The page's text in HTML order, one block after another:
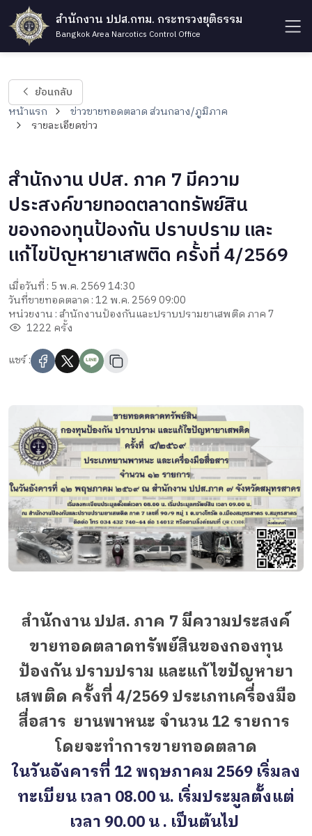
สำนักงาน ปปส.กทม. กระทรวงยุติธรรม
Bangkok Area Narcotics Control Office
ย้อนกลับ
หน้าแรก
ข่าวขายทอดตลาด ส่วนกลาง/ภูมิภาค
รายละเอียดข่าว
สำนักงาน ปปส. ภาค 7 มีความ
ประสงค์ขายทอดตลาดทรัพย์สิน
ของกองทุนป้องกัน ปราบปราม และ
แก้ไขปัญหายาเสพติด ครั้งที่ 4/2569
เมื่อวันที่ : 5 พ.ค. 2569 14:30
วันที่ขายทอดตลาด : 12 พ.ค. 2569 09:00
หน่วยงาน : สำนักงานป้องกันและปราบปรามยาเสพติด ภาค 7
1222 ครั้ง
แชร์ :
สำนักงาน ปปส. ภาค 7 มีความประสงค์
ขายทอดตลาดทรัพย์สินของกองทุน
ป้องกัน ปราบปราม และแก้ไขปัญหายา
เสพติด ครั้งที่ 4/2569 ประเภทเครื่องมือ
สื่อสาร ยานพาหนะ จำนวน 12 รายการ
โดยจะทำการขายทอดตลาด
ในวันอังคารที่ 12 พฤษภาคม2569 เริ่มลง
ทะเบียน เวลา 08.00 น. เริ่มประมูลตั้งแต่
เวลา 90.00น . เป็นต้นไป